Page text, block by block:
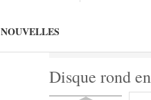
NOUVELLES
Disque rond